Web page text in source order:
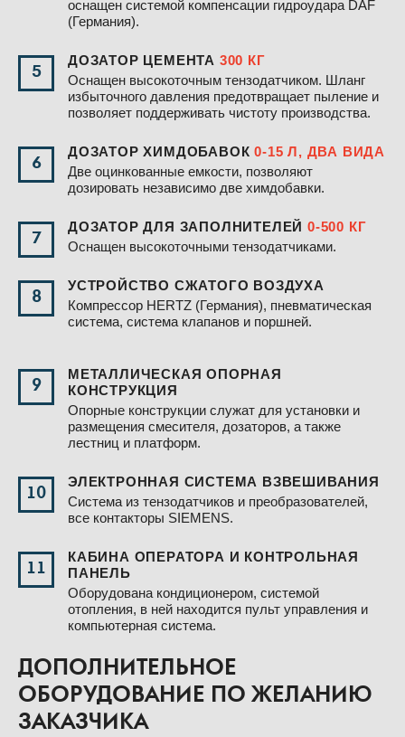
оснащен системой компенсации гидроудара DAF
(Германия).
5
ДОЗАТОР ЦЕМЕНТА 300 КГ
Оснащен высокоточным тензодатчиком. Шланг
избыточного давления предотвращает пыление и
позволяет поддерживать чистоту производства.
6
ДОЗАТОР ХИМДОБАВОК0-15 Л, ДВА ВИДА
Две оцинкованные емкости, позволяют
дозировать независимо две химдобавки.
7
ДОЗАТОР ДЛЯ ЗАПОЛНИТЕЛЕЙ0-500 КГ
Оснащен высокоточными тензодатчиками.
8
УСТРОЙСТВО СЖАТОГО ВОЗДУХА
Компрессор HERTZ (Германия), пневматическая
система, система клапанов и поршней.
9
МЕТАЛЛИЧЕСКАЯ ОПОРНАЯ
КОНСТРУКЦИЯ
Опорные конструкции служат для установки и
размещения смесителя, дозаторов, а также
лестниц и платформ.
10
ЭЛЕКТРОННАЯ СИСТЕМА ВЗВЕШИВАНИЯ
Система из тензодатчиков и преобразователей,
все контакторы SIEMENS.
11
КАБИНА ОПЕРАТОРА И КОНТРОЛЬНАЯ
ПАНЕЛЬ
Оборудована кондиционером, системой
отопления, в ней находится пульт управления и
компьютерная система.
ДОПОЛНИТЕЛЬНОЕ
ОБОРУДОВАНИЕ ПО ЖЕЛАНИЮ
ЗАКАЗЧИКА